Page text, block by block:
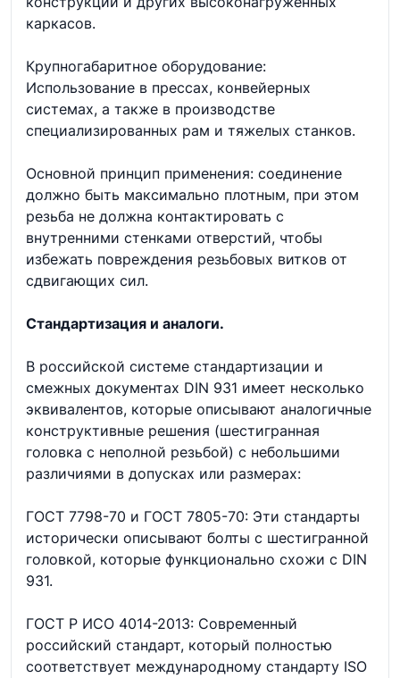
каркасов.
Крупногабаритное оборудование:
Использование в прессах, конвейерных
системах, а также в производстве
специализированных рам и тяжелых станков.
Основной принцип применения: соединение
должно быть максимально плотным, при этом
резьба не должна контактировать с
внутренними стенками отверстий, чтобы
избежать повреждения резьбовых витков от
сдвигающих сил.
Стандартизация и аналоги.
В российской системе стандартизации и
смежных документах DIN 931 имеет несколько
эквивалентов, которые описывают аналогичные
конструктивные решения (шестигранная
головка с неполной резьбой) с небольшими
различиями в допусках или размерах:
ГОСТ 7798-70 и ГОСТ 7805-70: Эти стандарты
исторически описывают болты с шестигранной
головкой, которые функционально схожи с DIN
931.
ГОСТ Р ИСО 4014-2013: Современный
российский стандарт, который полностью
соответствует международному стандарту ISO